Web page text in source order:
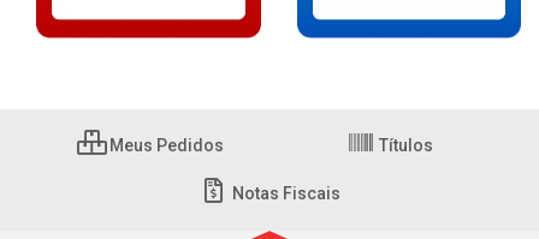
Meus Pedidos Títulos
Notas Fiscais